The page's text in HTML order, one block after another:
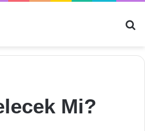
Mi?